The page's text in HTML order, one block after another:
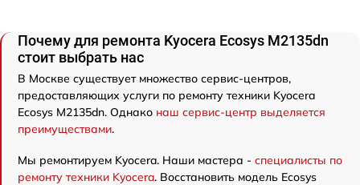
Почему для ремонта Kyocera Ecosys M2135dn
стоит выбрать нас
В Москве существует множество сервис-центров,
предоставляющих услуги по ремонту техники Kyocera
Ecosys M2135dn. Однако наш сервис-центр выделяется
преимуществами.
Мы ремонтируем Kyocera. Наши мастера - специалисты по
ремонту техники Kyocera. Восстановить модель Ecosys